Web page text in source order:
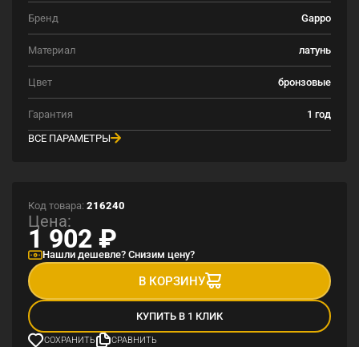
Бренд Gappo
Материал латунь
Цвет бронзовые
Гарантия
1 год
ВСЕ ПАРАМЕТРЫ
Код товара: 216240
Цена:
1 902 ₽
Нашли дешевле? Снизим цену?
В КОРЗИНУ
КУПИТЬ В 1 КЛИК
СОХРАНИТЬ СРАВНИТЬ